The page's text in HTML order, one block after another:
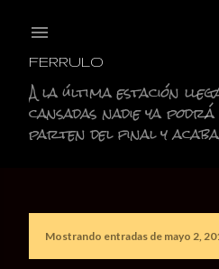
FERRULO
A la última estación
cansadas nadie ya
parten del final y
EMostrando entradas de mayo 2,